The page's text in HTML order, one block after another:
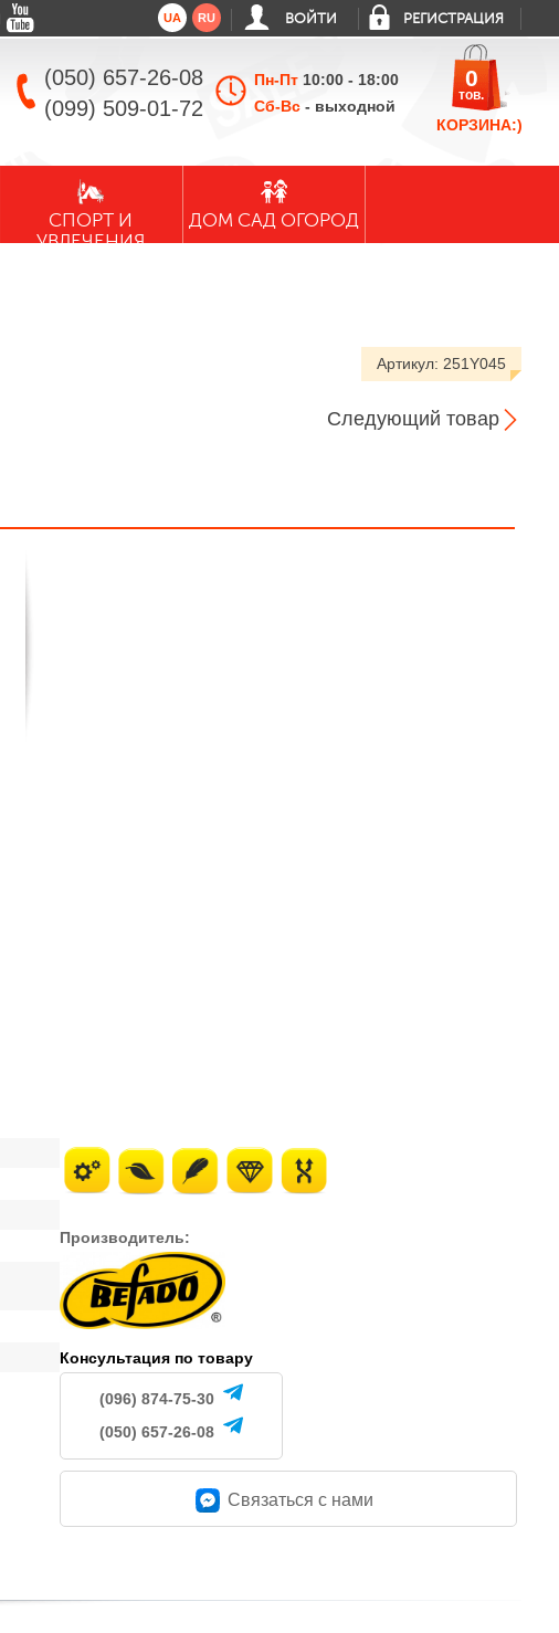
UA RU ВОЙТИ РЕГИСТРАЦИЯ
(050) 657-26-08
(099) 509-01-72
Пн-Пт 10:00 - 18:00
Сб-Вс - выходной
КОРЗИНА:)
0
тов.
СПОРТ И
УВЛЕЧЕНИЯ
ДОМ САД ОГОРОД
Артикул: 251Y045
Следующий товар
Производитель:
Консультация по товару
(096) 874-75-30
(050) 657-26-08
Связаться c нами